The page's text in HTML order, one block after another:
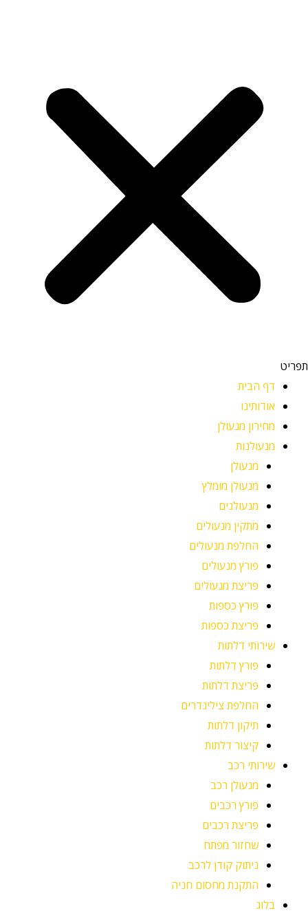
תפריט
דף הבית
אודותינו
מחירון מנעולן
מנעולנות
מנעולן
מנעולן מומלץ
מנעולנים
מתקין מנעולים
החלפת מנעולים
פורץ מנעולים
פריצת מנעולים
פורץ כספות
פריצת כספות
שירותי דלתות
פורץ דלתות
פריצת דלתות
החלפת צילינדרים
תיקון דלתות
קיצור דלתות
שירותי רכב
מנעולן רכב
פורץ רכבים
פריצת רכבים
שחזור מפתח
ניתוק קודן לרכב
התקנת מחסום חניה
בלוג